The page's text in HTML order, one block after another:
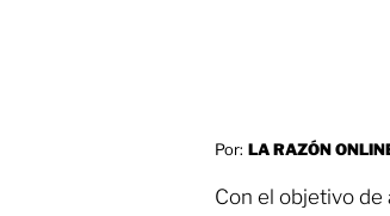
Por: LA RAZÓN
Con el objetivo de